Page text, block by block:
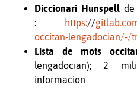
Diccionari Hunspell
:
https://
occitan-lengadocian/-/
Lista de mots
lengadocian); 2
informacion